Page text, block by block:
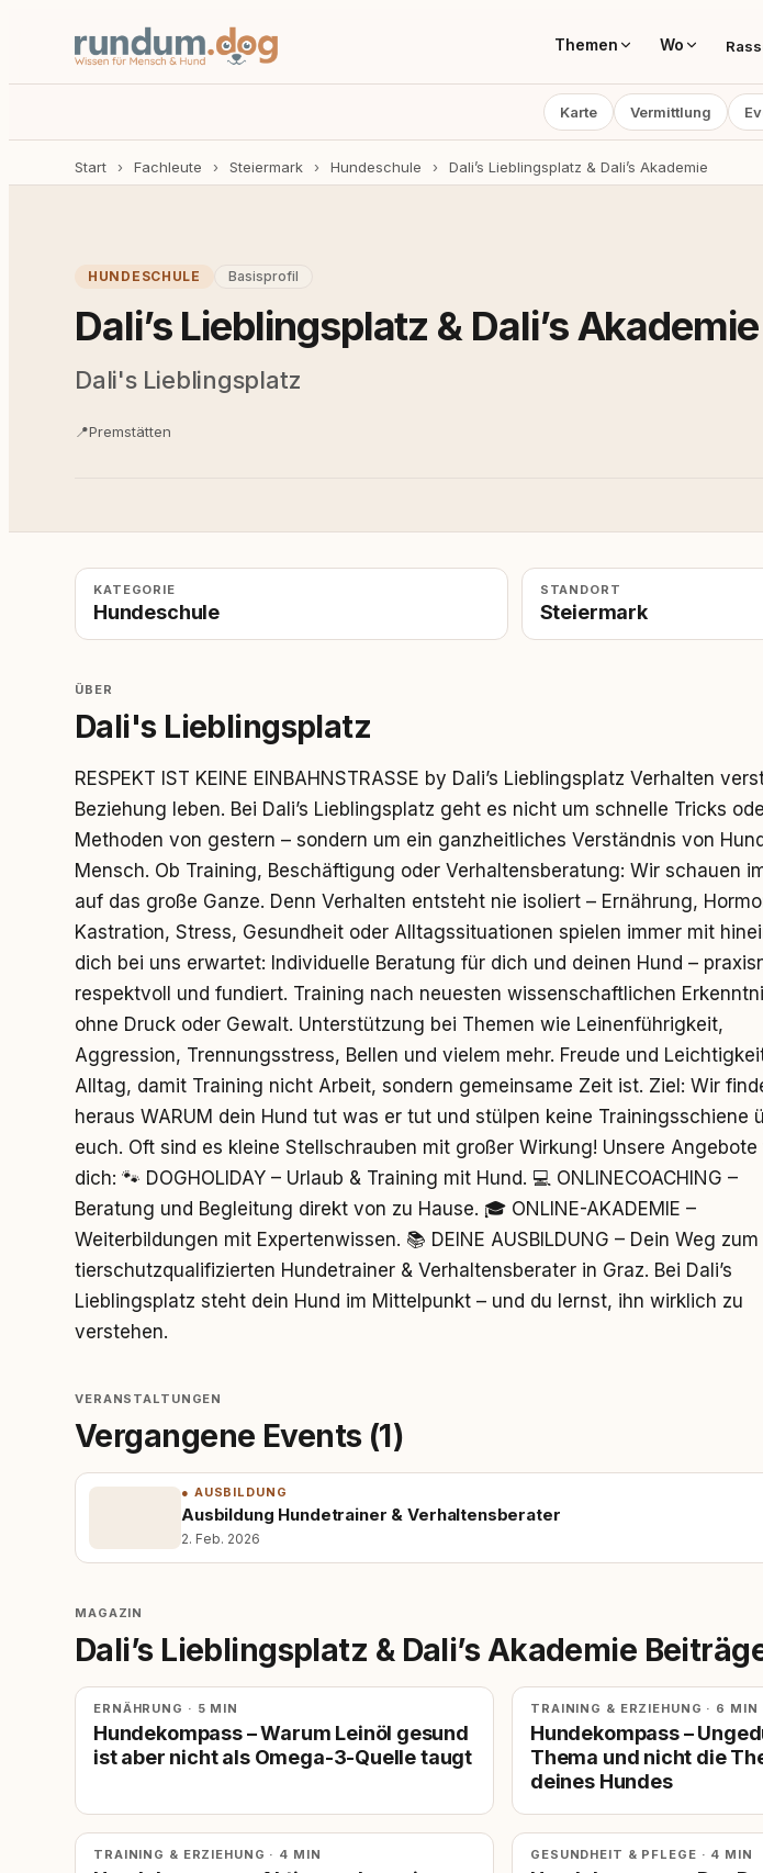
Themen Wo
Karte Vermittlung
Start › Fachleute › Steiermark › Hundeschule › Dali’s Lieblingsplatz & Dali’s Akademie
HUNDESCHULE Basisprofil
Dali’s Lieblingsplatz & Dali’s Akademie
Dali's Lieblingsplatz
📍Premstätten
KATEGORIE
Hundeschule
STANDORT
Steiermark
ÜBER
Dali's Lieblingsplatz
RESPEKT IST KEINE EINBAHNSTRASSE by Dali’s Lieblingsplatz Verhalten
Beziehung leben. Bei Dali’s Lieblingsplatz geht es nicht um schnelle Tricks
Methoden von gestern – sondern um ein ganzheitliches Verständnis von
Mensch. Ob Training, Beschäftigung oder Verhaltensberatung: Wir schauen
auf das große Ganze. Denn Verhalten entsteht nie isoliert – Ernährung,
Kastration, Stress, Gesundheit oder Alltagssituationen spielen immer mit
dich bei uns erwartet: Individuelle Beratung für dich und deinen Hund –
respektvoll und fundiert. Training nach neuesten wissenschaftlichen
ohne Druck oder Gewalt. Unterstützung bei Themen wie Leinenführigkeit,
Aggression, Trennungsstress, Bellen und vielem mehr. Freude und
Alltag, damit Training nicht Arbeit, sondern gemeinsame Zeit ist. Ziel: Wir
heraus WARUM dein Hund tut was er tut und stülpen keine Trainingsschiene
euch. Oft sind es kleine Stellschrauben mit großer Wirkung! Unsere Angebote
dich: 🐾 DOGHOLIDAY – Urlaub & Training mit Hund. 💻 ONLINECOACHING –
Beratung und Begleitung direkt von zu Hause. 🎓 ONLINE-AKADEMIE –
Weiterbildungen mit Expertenwissen. 📚 DEINE AUSBILDUNG – Dein Weg zum
tierschutzqualifizierten Hundetrainer & Verhaltensberater in Graz. Bei Dali’s
Lieblingsplatz steht dein Hund im Mittelpunkt – und du lernst, ihn wirklich zu
verstehen.
VERANSTALTUNGEN
Vergangene Events (1)
● AUSBILDUNG
Ausbildung Hundetrainer & Verhaltensberater
2. Feb. 2026
MAGAZIN
Dali’s Lieblingsplatz & Dali’s Akademie
ERNÄHRUNG · 5 MIN
Hundekompass – Warum Leinöl gesund
ist aber nicht als Omega-3-Quelle taugt
TRAINING & ERZIEHUNG · 6 MIN
Hundekompass –
Thema und nicht die
deines Hundes
TRAINING & ERZIEHUNG · 4 MIN GESUNDHEIT & PFLEGE · 4 MIN